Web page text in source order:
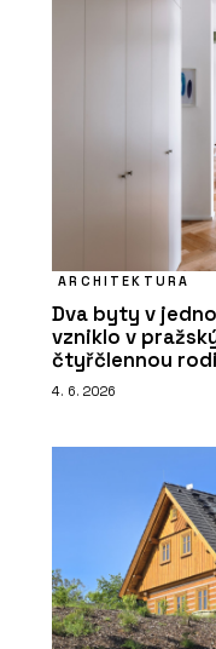
ARCHITEKTURA
Dva byty v
vzniklo v
čtyřčlennou
4. 6. 2026